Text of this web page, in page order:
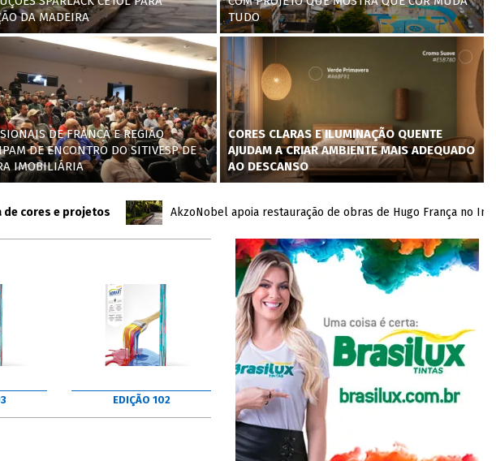
DA MADEIRA
TUDO
DE FRANCA E REGIÃO
DE ENCONTRO DO SITIVESP DE
IMOBILIÁRIA
CORES CLARAS E ILUMINAÇÃO QUENTE
AJUDAM A CRIAR AMBIENTE MAIS ADEQUADO
AO DESCANSO
e projetos AkzoNobel apoia restauração de obras de Hugo França no
EDIÇÃO 102